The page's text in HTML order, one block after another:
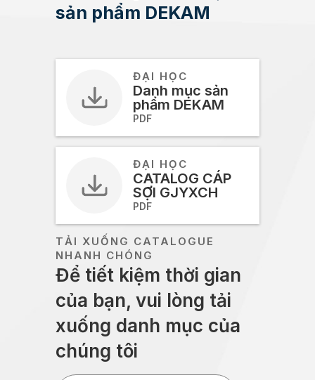
sản phẩm DEKAM
ĐẠI HỌC
Danh mục sản
phẩm DEKAM
PDF
ĐẠI HỌC
CATALOG CÁP
SỢI GJYXCH
PDF
TẢI XUỐNG CATALOGUE
NHANH CHÓNG
Để tiết kiệm thời gian
của bạn, vui lòng tải
xuống danh mục của
chúng tôi